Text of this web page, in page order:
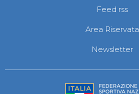
Feed rss
Area Riservata
Newsletter